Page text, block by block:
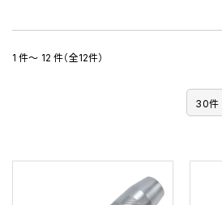
1 件～ 12 件（全12件）